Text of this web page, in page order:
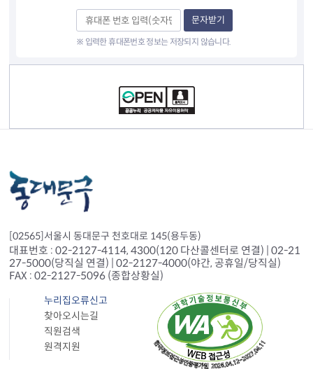
문자받기
※ 입력한 휴대폰번호 정보는 저장되지 않습니다.
[02565]서울시 동대문구 천호대로 145(용두동)
대표번호 : 02-2127-4114, 4300(120 다산콜센터로 연결) | 02-21
27-5000(당직실 연결) | 02-2127-4000(야간, 공휴일/당직실)
FAX : 02-2127-5096 (종합상황실)
누리집오류신고
찾아오시는길
직원검색
원격지원